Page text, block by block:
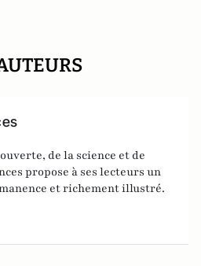
de la science et de
propose à ses lecteurs un
et richement illustré.